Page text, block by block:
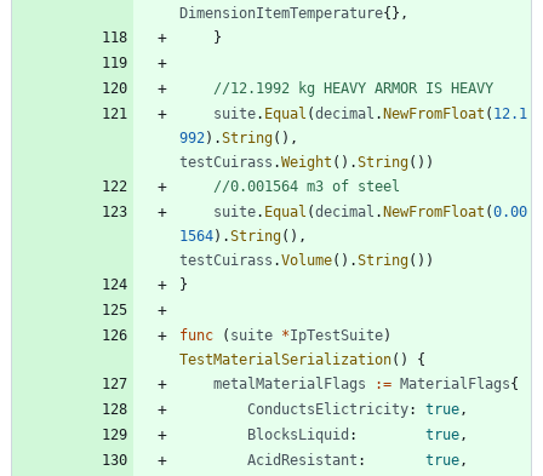
DimensionItemTemperature{ } ,
}
//12.1992 kg HEAVY ARMOR IS HEAVY
suite. Equal (decimal . NewFromFloat ( 12.1
992) .String( ) ,
testCuirass .Weight ( ) .String( ) )
//0.001564 m3 of steel
suite. Equal (decimal . NewFromFloat (0.00
1564) .String( ) ,
testCuirass .Volume( ) .String( ) )
}
func ( suite *IpTestSuite)
TestMaterialSerialization( )
{
metalMaterialFlags
:= MaterialFlags{
ConductsElictricity: true,
BlocksLiquid : true,
AcidResistant : true,